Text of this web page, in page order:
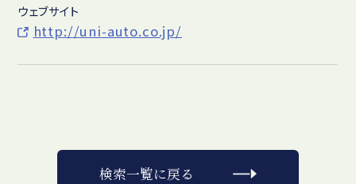
ウェブサイト
http://uni-auto.co.jp/
検索一覧に戻る